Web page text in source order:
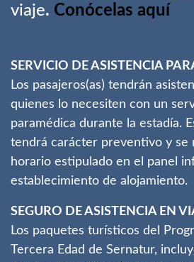
viaje. Conócelas aquí
SERVICIO DE ASISTENCIA
Los pasajeros(as) tendrán
quienes lo necesiten con un
paramédica durante la estadía.
tendrá carácter preventivo y se
horario estipulado en el panel
establecimiento de alojamiento.
SEGURO DE ASISTENCIA EN
Los paquetes turísticos del
Tercera Edad de Sernatur,